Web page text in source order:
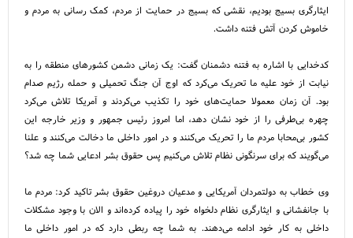
ایثارگری بسیج بودیم، نقشی که بسیج در حمایت از مردم، کمک رسانی به مردم و
خاموش کردن آتش فتنه داشت.
کدخدایی با اشاره به فتنه دشمنان گفت: یک زمانی دشمن کشور‌های منطقه را به
نیابت از خود علیه ما تحریک می‌کرد که اوج آن جنگ تحمیلی و حمله رژیم صدام
بود. آن زمان معمولا حمایت‌های خود را تکذیب می‌کردند و آمریکا تلاش می‌کرد
چهره بی‌طرفی را از خود نشان دهد، اما امروز رئیس جمهور و وزیر خارجه این
کشور بی‌محابا مردم ما را تحریک می‌کنند و در امور داخلی ما دخالت می‌کنند و علنا
می‌گویند که برای سرنگونی نظام تلاش می‌کنیم پس حقوق بشر ادعایی شما چه شد؟
وی خطاب به دولتمردان آمریکایی و مدعیان دروغین حقوق بشر تاکید کرد: مردم ما
با جانفشانی و ایثارگری نظام دلخواه خود را پیاده کرده‌اند و الان با وجود مشکلات
داخلی به کار خود ادامه می‌دهند. به شما چه ربطی دارد که در امور داخلی ما